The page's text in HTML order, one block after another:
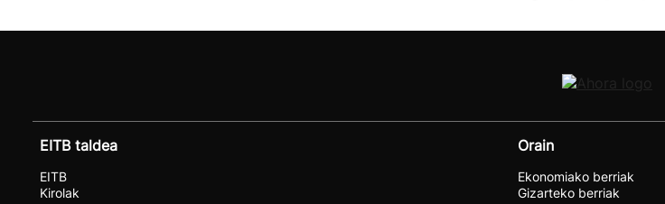
EITB taldea
EITB
Kirolak
Orain
Ekonomiako berriak
Gizarteko berriak